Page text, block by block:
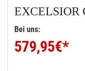
EXCELSIOR
Bei uns:
579,95€*